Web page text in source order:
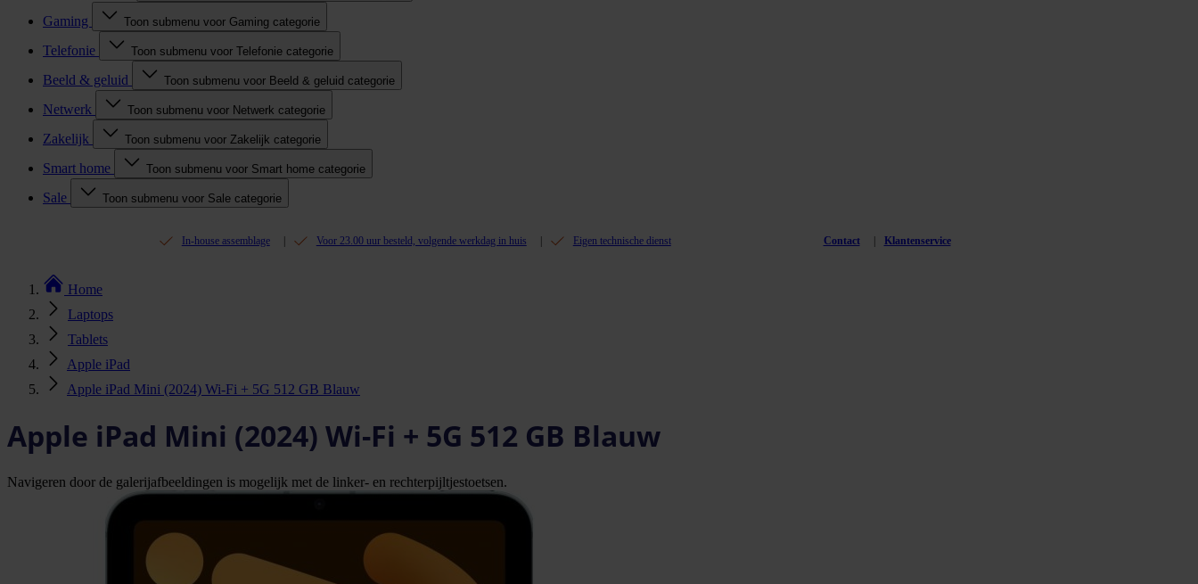
Gaming Toon submenu voor Gaming categorie
Telefonie Toon submenu voor Telefonie categorie
Beeld & geluid Toon submenu voor Beeld & geluid categorie
Netwerk Toon submenu voor Netwerk categorie
Zakelijk Toon submenu voor Zakelijk categorie
Smart home Toon submenu voor Smart home categorie
Sale Toon submenu voor Sale categorie
In-house assemblage Voor 23.00 uur besteld, volgende werkdag in huis Eigen technische dienst Contact Klantenservice
Home
Laptops
Tablets
Apple iPad
Apple iPad Mini (2024) Wi-Fi + 5G 512 GB Blauw
Apple iPad Mini (2024) Wi-Fi + 5G 512 GB Blauw
Navigeren door de galerijafbeeldingen is mogelijk met de linker- en rechterpijltjestoetsen.